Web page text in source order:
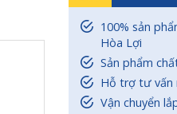
100% sản
Hòa Lợi
Sản phẩm
Hỗ trợ tư vấn
Vận chuyển